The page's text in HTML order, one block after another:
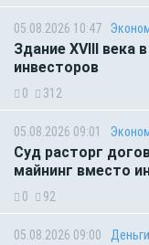
05.08.2026 10:47
Здание XVIII века
инвесторов
0 312
05.08.2026 09:01
Суд расторг
майнинг вместо
0 92
05.08.2026 09:00 Деньги